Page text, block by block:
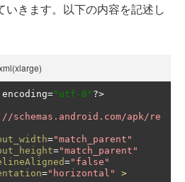
いきます。以下の内容を記述し
encoding="utf-8" ?>
schemas.android.com/apk/re
="match_parent"
="match_parent"
="false"
="horizontal" >